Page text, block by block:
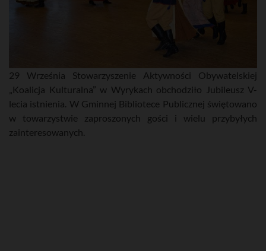
29 Września Stowarzyszenie Aktywności Obywatelskiej
„Koalicja Kulturalna” w Wyrykach obchodziło Jubileusz V-
lecia istnienia. W Gminnej Bibliotece Publicznej świętowano
w towarzystwie zaproszonych gości i wielu przybyłych
zainteresowanych.